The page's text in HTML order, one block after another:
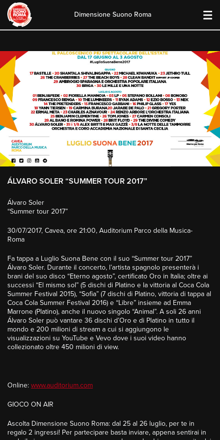
content
Dimensione Suono Roma
ÁLVARO SOLER “SUMMER TOUR 2017”
Álvaro Soler
“Summer tour 2017”
30/07/2017, Cavea, ore 21:00, Auditorium Parco della Musica-
Roma
Fa tappa a Luglio Suona Bene con il suo “Summer tour 2017”
Álvaro Soler. Durante il concerto, l’artista spagnolo presenterà i
brani del suo disco “Eterno agosto”, certificato Oro in Italia; oltre ai
successi “El mismo sol” (5 dischi di Platino e la vittoria al Coca Cola
Summer Festival 2015), “Sofia” (7 dischi di Platino, vittoria di tappa al
Coca Cola Summer Festival 2016) e “Libre” insieme ad Emma
Marrone (Platino), anche il nuovo singolo “Animal”. A soli 26 anni
Álvaro Soler può vantare 36 dischi d’Oro e di Platino in tutto il
mondo e 200 milioni di stream a cui si aggiungono le
visualizzazioni su YouTube e Vevo dove i suoi video hanno
collezionato oltre 450 milioni di view.
Online: www.auditorium.com
GIOCO ON AIR
Ascolta Dimensione Suono Roma: dal 25 al 26 luglio, per te in
regalo 2 ingressi! Per partecipare basta inviare, appena sentirai in